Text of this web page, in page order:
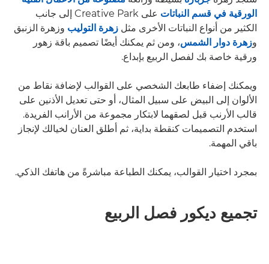
الورقية في قسم النباتات
على Creative Park إلى جانب
الكثير من أنواع النباتات الأخرى مثل زهرة التوليب وزهرة الزنبق
وزهرة دوار الشمس، ومن ثم يمكنك أيضًا تصميم باقة زهور
ورقية خاصة بك لفصل الربيع بإبداع.
ويمكنك إضفاء طابعك الشخصي على القوالب لإضافة نقاط من
الألوان إلى البيض على سبيل المثال، أو حتى تعديل الأذنين على
قالب الأرنب قبل لصقهما لابتكار مجموعة من الأرانب الفريدة.
استخدم التصميمات كنقطة بداية، ثم أطلق العنان لخيالك لإنجاز
باقي المهمة.
بمجرد اختيار القوالب، يمكنك الطباعة مباشرةً من هاتفك الذكي.
تجميع ديكور فصل الربيع